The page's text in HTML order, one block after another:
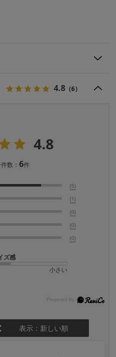
4.8 （6）
4.8
数：6件
(5)
(1)
(0)
(0)
(0)
ズ感
小さい
表示：新しい順